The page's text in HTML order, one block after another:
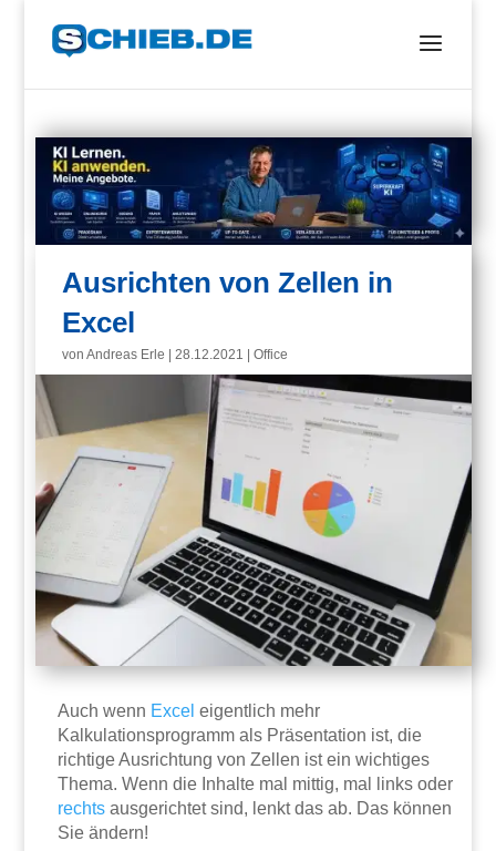
Ausrichten von Zellen in
Excel
vonAndreas Erle |28.12.2021 |Office
Auch wenn Excel eigentlich mehr
Kalkulationsprogramm als Präsentation ist, die
richtige Ausrichtung von Zellen ist ein wichtiges
Thema. Wenn die Inhalte mal mittig, mal links oder
rechts ausgerichtet sind, lenkt das ab. Das können
Sie ändern!